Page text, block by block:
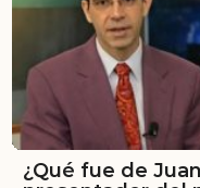
¿Qué fue de